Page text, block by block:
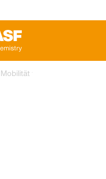
von morgen